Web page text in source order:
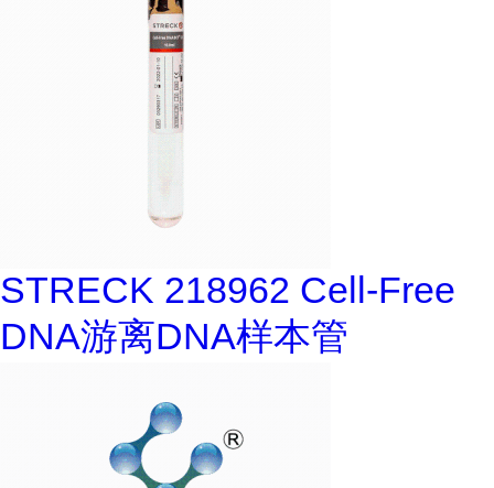
STRECK 218962 Cell-Free
DNA游离DNA样本管